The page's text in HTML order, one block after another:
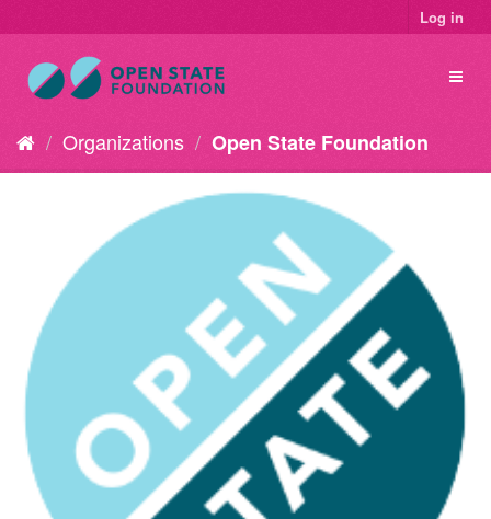
Log in
Organizations Open State Foundation